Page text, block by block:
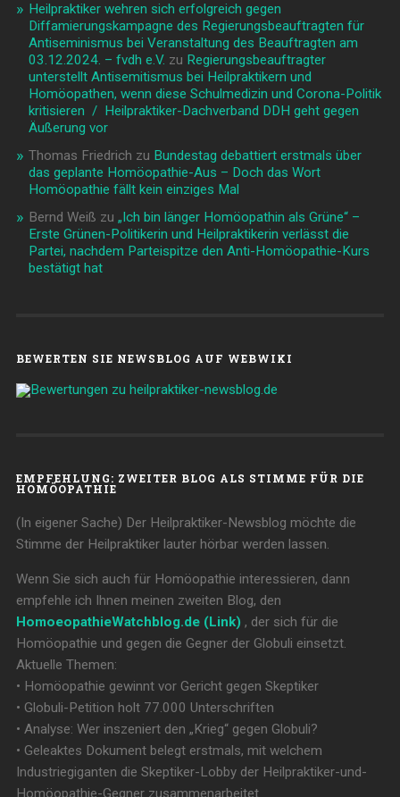
Heilpraktiker wehren sich erfolgreich gegen
Diffamierungskampagne des Regierungsbeauftragten für
Antiseminismus bei Veranstaltung des Beauftragten am
03.12.2024. – fvdh e.V. zu Regierungsbeauftragter
unterstellt Antisemitismus bei Heilpraktikern und
Homöopathen, wenn diese Schulmedizin und Corona-Politik
kritisieren / Heilpraktiker-Dachverband DDH geht gegen
Äußerung vor
Thomas Friedrich zu Bundestag debattiert erstmals über
das geplante Homöopathie-Aus – Doch das Wort
Homöopathie fällt kein einziges Mal
Bernd Weiß zu „Ich bin länger Homöopathin als Grüne“ –
Erste Grünen-Politikerin und Heilpraktikerin verlässt die
Partei, nachdem Parteispitze den Anti-Homöopathie-Kurs
bestätigt hat
BEWERTEN SIE NEWSBLOG AUF WEBWIKI
EMPFEHLUNG: ZWEITER BLOG ALS STIMME FÜR DIE
HOMÖOPATHIE
(In eigener Sache) Der Heilpraktiker-Newsblog möchte die
Stimme der Heilpraktiker lauter hörbar werden lassen.
Wenn Sie sich auch für Homöopathie interessieren, dann
empfehle ich Ihnen meinen zweiten Blog, den
HomoeopathieWatchblog.de (Link) , der sich für die
Homöopathie und gegen die Gegner der Globuli einsetzt.
Aktuelle Themen:
• Homöopathie gewinnt vor Gericht gegen Skeptiker
• Globuli-Petition holt 77.000 Unterschriften
• Analyse: Wer inszeniert den „Krieg“ gegen Globuli?
• Geleaktes Dokument belegt erstmals, mit welchem
Industriegiganten die Skeptiker-Lobby der Heilpraktiker-und-